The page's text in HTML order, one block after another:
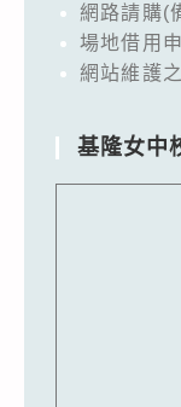
網路請購(
場地借用
網站維護
基隆女中